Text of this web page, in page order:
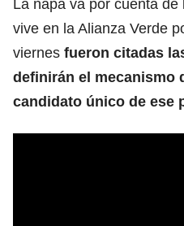
La ñapa va por cuenta
vive en la Alianza Verde
viernes fueron citadas
definirán el mecanismo
candidato único de ese